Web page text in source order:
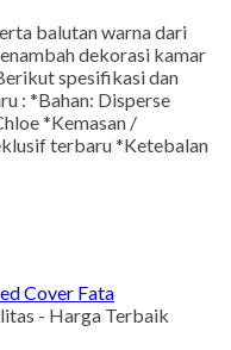
balutan warna dari
dekorasi kamar
spesifikasi dan
: *Bahan: Disperse
*Kemasan /
terbaru *Ketebalan
Cover Fata
- Harga Terbaik